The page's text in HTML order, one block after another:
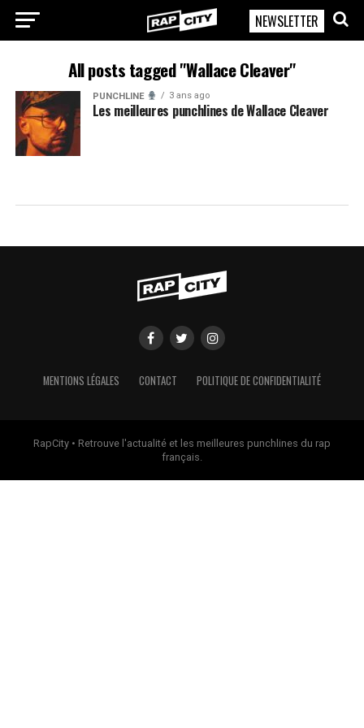
RapCity
NEWSLETTER
All posts tagged "Wallace Cleaver"
PUNCHLINE 3 ans ago
Les meilleures punchlines de Wallace Cleaver
MENTIONS LÉGALES CONTACT POLITIQUE DE CONFIDENTIALITÉ
RapCity • Retrouve l'actualité et les meilleures punchlines du rap
français.